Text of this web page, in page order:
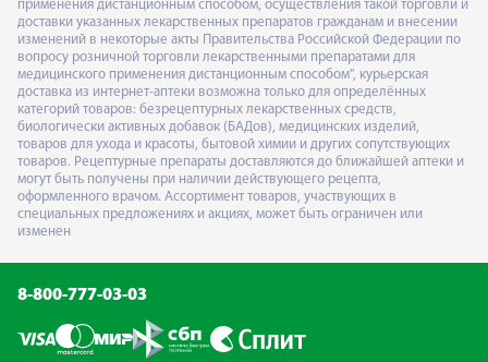
применения дистанционным способом, осуществления такой торговли и
доставки указанных лекарственных препаратов гражданам и внесении
изменений в некоторые акты Правительства Российской Федерации по
вопросу розничной торговли лекарственными препаратами для
медицинского применения дистанционным способом", курьерская
доставка из интернет-аптеки возможна только для определённых
категорий товаров: безрецептурных лекарственных средств,
биологически активных добавок (БАДов), медицинских изделий,
товаров для ухода и красоты, бытовой химии и других сопутствующих
товаров. Рецептурные препараты доставляются до ближайшей аптеки и
могут быть получены при наличии действующего рецепта,
оформленного врачом. Ассортимент товаров, участвующих в
специальных предложениях и акциях, может быть ограничен или
изменен
8-800-777-03-03